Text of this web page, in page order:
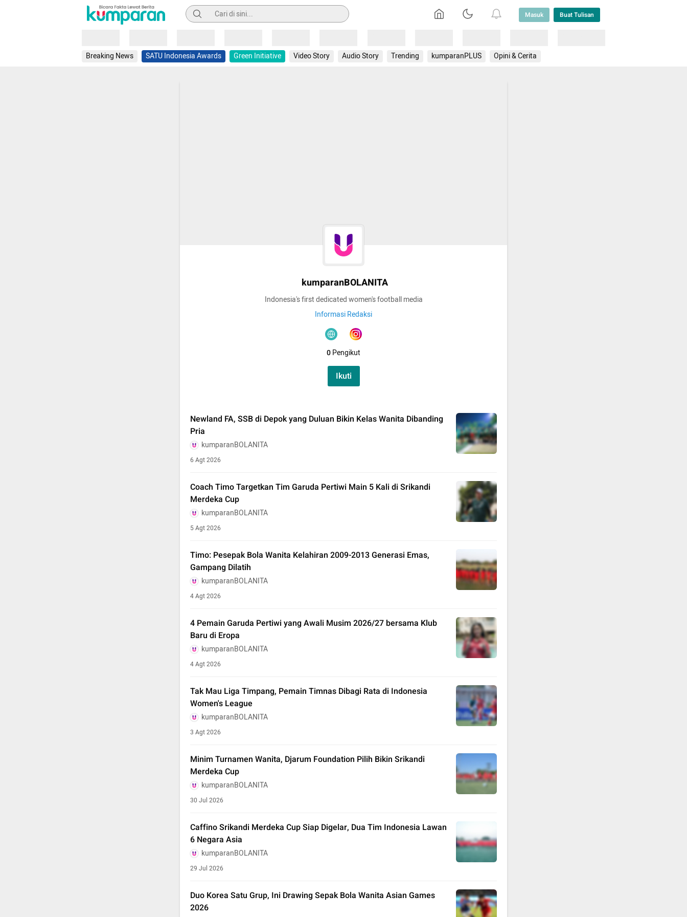
Pencarian Masuk Buat Tulisan
Breaking News SATU Indonesia Awards Green Initiative Video Story Audio Story Trending kumparanPLUS Opini & Cerita
kumparanBOLANITA
Indonesia's first dedicated women's football media
Informasi Redaksi
0Pengikut
Ikuti
Newland FA, SSB di Depok yang Duluan Bikin Kelas Wanita Dibanding
Pria
kumparanBOLANITA
6 Agt 2026
Coach Timo Targetkan Tim Garuda Pertiwi Main 5 Kali di Srikandi
Merdeka Cup
kumparanBOLANITA
5 Agt 2026
Timo: Pesepak Bola Wanita Kelahiran 2009-2013 Generasi Emas,
Gampang Dilatih
kumparanBOLANITA
4 Agt 2026
4 Pemain Garuda Pertiwi yang Awali Musim 2026/27 bersama Klub
Baru di Eropa
kumparanBOLANITA
4 Agt 2026
Tak Mau Liga Timpang, Pemain Timnas Dibagi Rata di Indonesia
Women's League
kumparanBOLANITA
3 Agt 2026
Minim Turnamen Wanita, Djarum Foundation Pilih Bikin Srikandi
Merdeka Cup
kumparanBOLANITA
30 Jul 2026
Caffino Srikandi Merdeka Cup Siap Digelar, Dua Tim Indonesia Lawan
6 Negara Asia
kumparanBOLANITA
29 Jul 2026
Duo Korea Satu Grup, Ini Drawing Sepak Bola Wanita Asian Games
2026